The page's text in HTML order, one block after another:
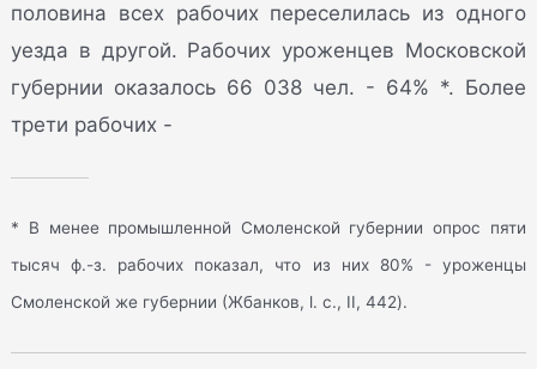
половина всех рабочих переселилась из одного
уезда в другой. Рабочих уроженцев Московской
губернии оказалось 66 038 чел. - 64% *. Более
трети рабочих -
* В менее промышленной Смоленской губернии опрос пяти
тысяч ф.-з. рабочих показал, что из них 80% - уроженцы
Смоленской же губернии (Жбанков, l. c., II, 442).